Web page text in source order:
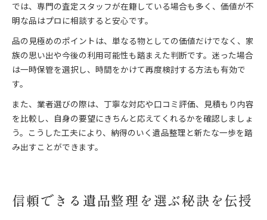
では、専門の査定スタッフが在籍している場合も多く、価値が不
明な品はプロに相談すると安心です。
品の見極めのポイントは、単なる物としての価値だけでなく、家
族の思い出や今後の利用可能性も踏まえた判断です。迷った場合
は一時保管を選択し、時間をかけて再度検討する方法も有効で
す。
また、業者選びの際は、丁寧な対応や口コミ評価、見積もり内容
を比較し、自身の要望にきちんと応えてくれるかを確認しましょ
う。こうした工夫により、納得のいく遺品整理と新たな一歩を踏
み出すことができます。
信頼できる遺品整理を選ぶ秘訣を伝授